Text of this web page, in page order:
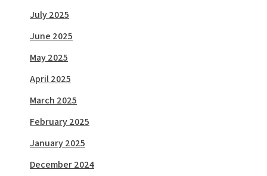
July 2025
June 2025
May 2025
April 2025
March 2025
February 2025
January 2025
December 2024